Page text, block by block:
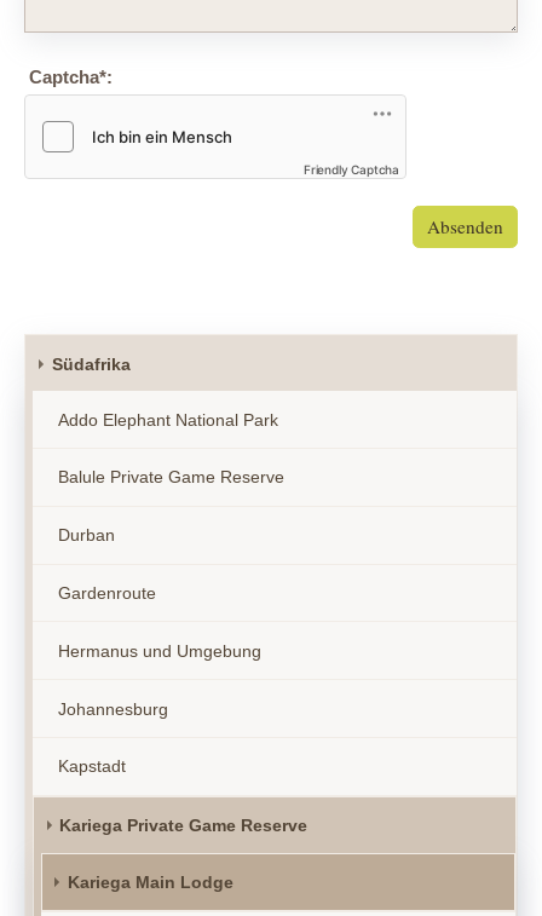
Captcha*:
Friendly Captcha
Absenden
Südafrika
Addo Elephant National Park
Balule Private Game Reserve
Durban
Gardenroute
Hermanus und Umgebung
Johannesburg
Kapstadt
Kariega Private Game Reserve
Kariega Main Lodge